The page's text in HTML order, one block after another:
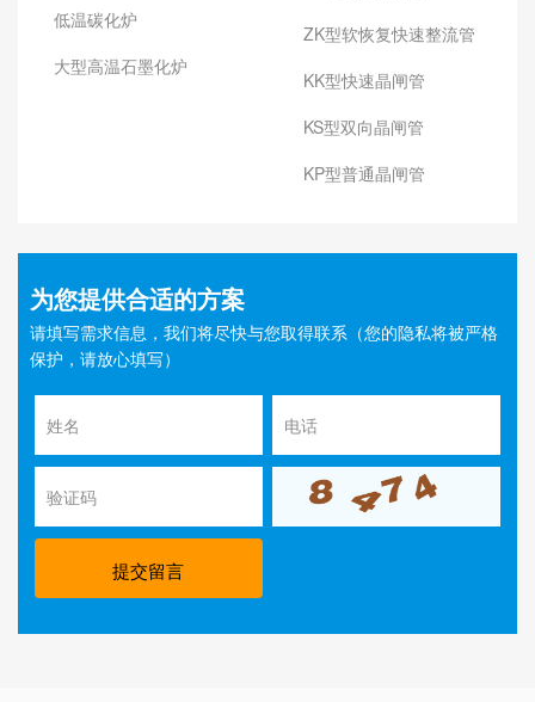
低温碳化炉
大型高温石墨化炉
ZK型软恢复快速整流管
KK型快速晶闸管
KS型双向晶闸管
KP型普通晶闸管
为您提供合适的方案
请填写需求信息，我们将尽快与您取得联系（您的隐私将被严格
保护，请放心填写）
提交留言